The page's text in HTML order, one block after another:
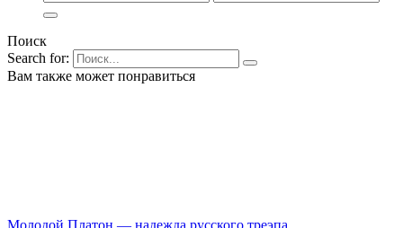
Поиск
Search for:
Вам также может понравиться